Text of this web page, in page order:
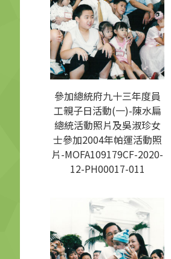
參加總統府九十三年度員
工親子日活動(一)-陳水扁
總統活動照片及吳淑珍女
士參加2004年帕運活動照
片-MOFA109179CF-2020-
12-PH00017-011